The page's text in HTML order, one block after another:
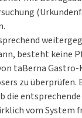
besteht keine
taBerna Gastro-
zu überprüfen.
die
vom System